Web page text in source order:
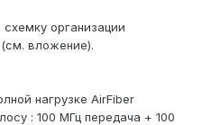
организации
вложение).
нагрузке AirFiber
: 100 МГц передача + 100